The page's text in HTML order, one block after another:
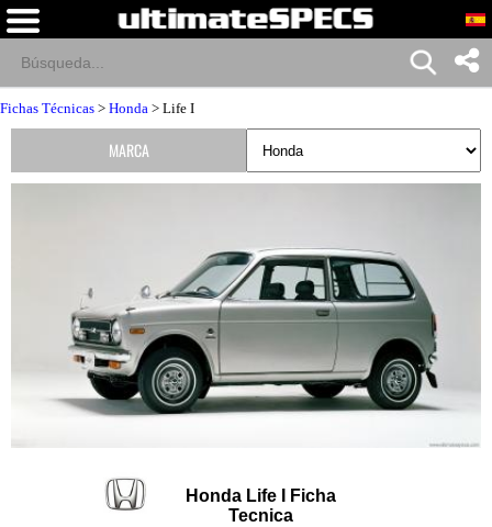
Fichas Técnicas > Honda > Life I
Honda Life I Ficha
Tecnica
MARCA